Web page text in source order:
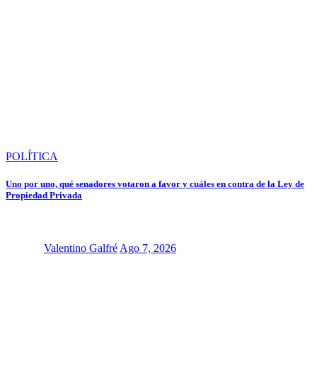
POLÍTICA
Uno por uno, qué senadores votaron a favor y cuáles en contra de la Ley de
Propiedad Privada
Valentino Galfré Ago 7, 2026